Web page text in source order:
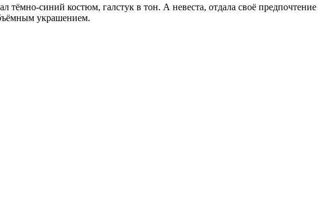
синий костюм, галстук в тон. А невеста, отдала своё предпочтение
украшением.